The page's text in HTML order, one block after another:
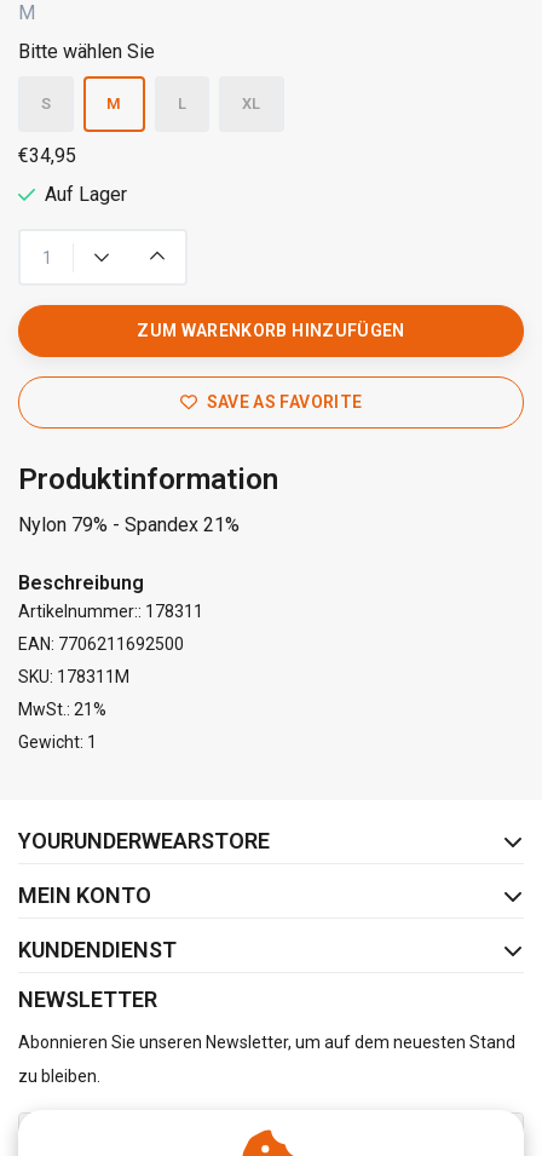
M
Bitte wählen Sie
S M L XL
€34,95
Auf Lager
ZUM WARENKORB HINZUFÜGEN
SAVE AS FAVORITE
Produktinformation
Nylon 79% - Spandex 21%
Beschreibung
Artikelnummer:: 178311
EAN: 7706211692500
SKU: 178311M
MwSt.: 21%
Gewicht: 1
YOURUNDERWEARSTORE
MEIN KONTO
KUNDENDIENST
NEWSLETTER
Abonnieren Sie unseren Newsletter, um auf dem neuesten Stand
zu bleiben.